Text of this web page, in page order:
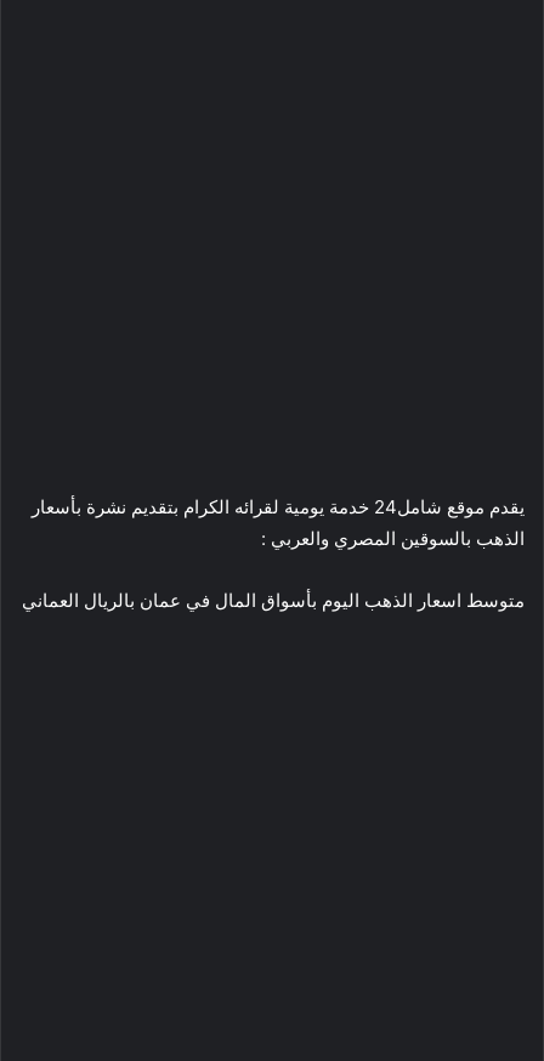
يقدم موقع شامل24 خدمة يومية لقرائه الكرام بتقديم نشرة بأسعار
الذهب بالسوقين المصري والعربي :
متوسط اسعار الذهب اليوم بأسواق المال في عمان بالريال العماني